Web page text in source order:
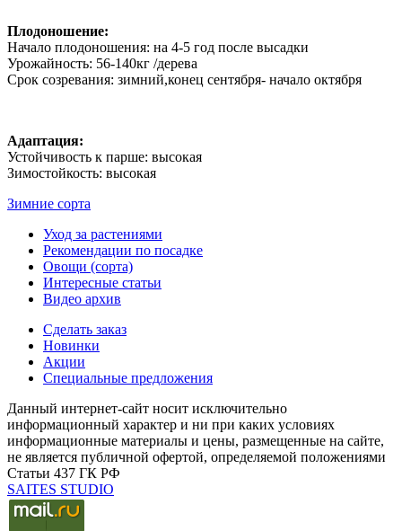
Плодоношение:
Начало плодоношения: на 4-5 год после высадки
Урожайность: 56-140кг /дерева
Срок созревания: зимний,конец сентября- начало октября
Адаптация:
Устойчивость к парше: высокая
Зимостойкость: высокая
Зимние сорта
Уход за растениями
Рекомендации по посадке
Овощи (сорта)
Интересные статьи
Видео архив
Сделать заказ
Новинки
Акции
Специальные предложения
Данный интернет-сайт носит исключительно
информационный характер и ни при каких условиях
информационные материалы и цены, размещенные на сайте,
не является публичной офертой, определяемой положениями
Статьи 437 ГК РФ
SAITES STUDIO